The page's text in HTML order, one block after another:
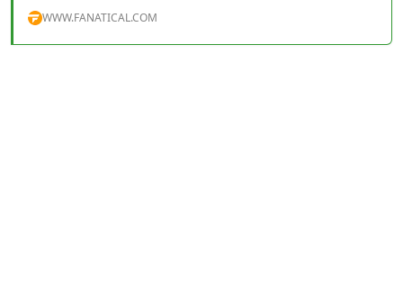
WWW.FANATICAL.COM